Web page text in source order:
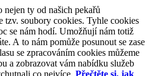
nejen ty od našich pekařů
tzv. soubory cookies. Tyhle cookies
se nám hodí. Umožňují nám totiž
A to nám pomůže posunout se zase
se zpracováním cookies můžeme
a zobrazovat vám nabídku služeb
co nejvíce. Přečtěte si, jak